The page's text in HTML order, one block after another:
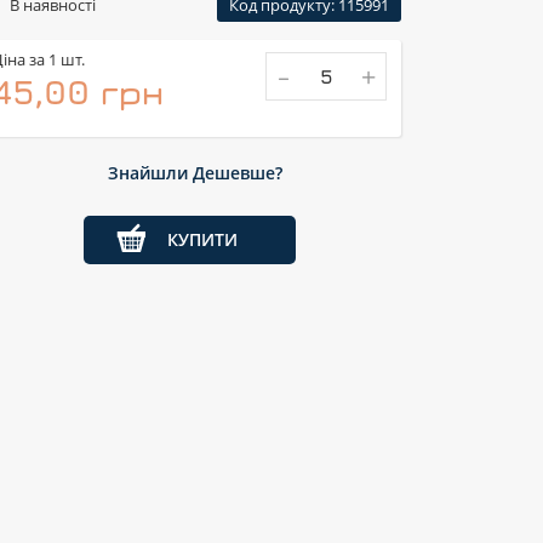
В наявності Код продукту: 115991
за 1 шт.
грн - +
Знайшли Дешевше?
КУПИТИ